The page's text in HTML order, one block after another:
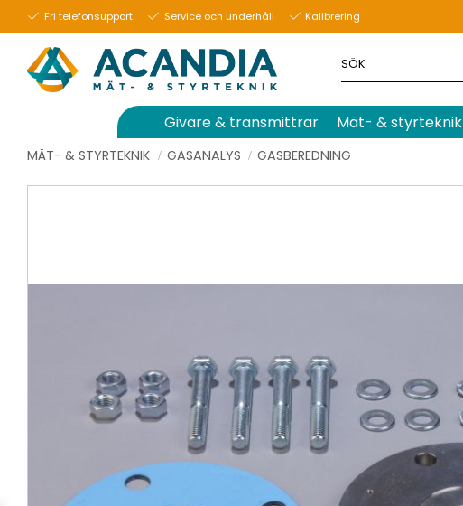
Fri telefonsupport Service och underhåll Kalibrering
Givare & transmittrar Mät- & styrteknik
MÄT- & STYRTEKNIK GASANALYS GASBEREDNING